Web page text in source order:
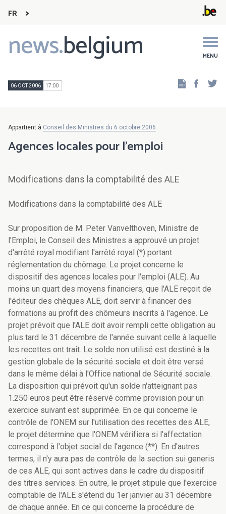
FR
news.belgium MENU
Main
navigation
06 OCT 2006 17:00
Appartient à Conseil des Ministres du 6 octobre 2006
Agences locales pour l'emploi
Modifications dans la comptabilité des ALE
Modifications dans la comptabilité des ALE
Sur proposition de M. Peter Vanvelthoven, Ministre de
l'Emploi, le Conseil des Ministres a approuvé un projet
d'arrêté royal modifiant l'arrêté royal (*) portant
réglementation du chômage. Le projet concerne le
dispositif des agences locales pour l'emploi (ALE). Au
moins un quart des moyens financiers, que l'ALE reçoit de
l'éditeur des chèques ALE, doit servir à financer des
formations au profit des chômeurs inscrits à l'agence. Le
projet prévoit que l'ALE doit avoir rempli cette obligation au
plus tard le 31 décembre de l'année suivant celle à laquelle
les recettes ont trait. Le solde non utilisé est destiné à la
gestion globale de la sécurité sociale et doit être versé
dans le même délai à l'Office national de Sécurité sociale.
La disposition qui prévoit qu'un solde n'atteignant pas
1.250 euros peut être réservé comme provision pour un
exercice suivant est supprimée. En ce qui concerne le
contrôle de l'ONEM sur l'utilisation des recettes des ALE,
le projet détermine que l'ONEM vérifiera si l'affectation
correspond à l'objet social de l'agence (**). En d'autres
termes, il n'y aura pas de contrôle de la section sui generis
de ces ALE, qui sont actives dans le cadre du dispositif
des titres services. En outre, le projet stipule que l'exercice
comptable de l'ALE s'étend du 1er janvier au 31 décembre
de chaque année. En ce qui concerne la procédure de